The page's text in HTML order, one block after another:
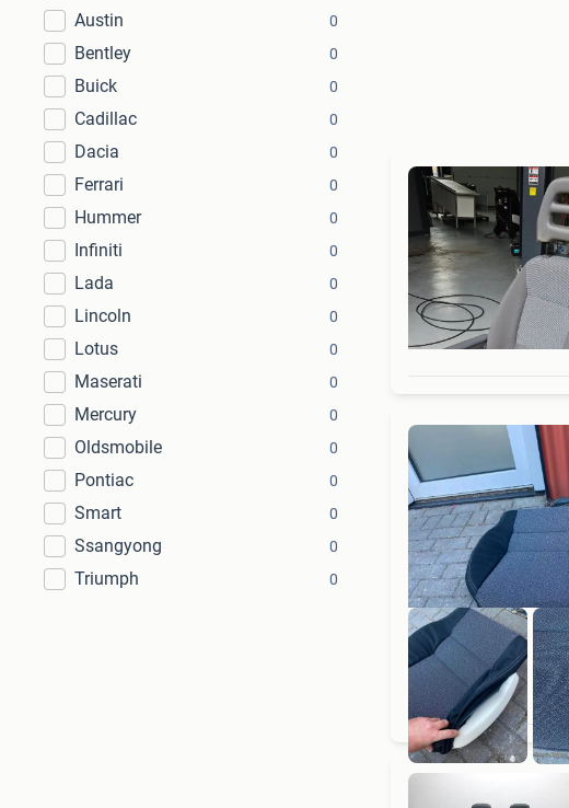
Austin 0
Bentley 0
Buick 0
Cadillac 0
Dacia 0
Ferrari 0
Hummer 0
Infiniti 0
Lada 0
Lincoln 0
Lotus 0
Maserati 0
Mercury 0
Oldsmobile 0
Pontiac 0
Smart 0
Ssangyong 0
Triumph 0